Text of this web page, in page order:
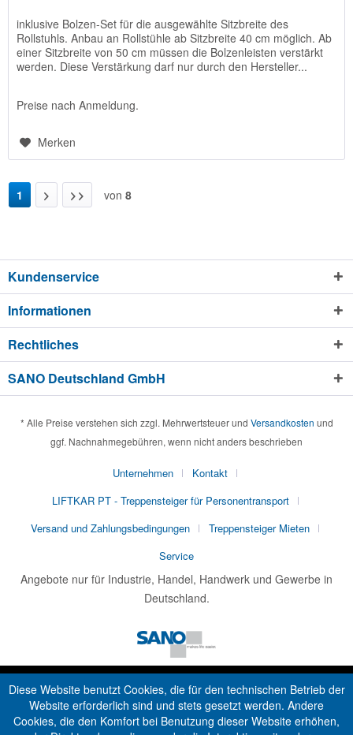
inklusive Bolzen-Set für die ausgewählte Sitzbreite des
Rollstuhls. Anbau an Rollstühle ab Sitzbreite 40 cm möglich. Ab
einer Sitzbreite von 50 cm müssen die Bolzenleisten verstärkt
werden. Diese Verstärkung darf nur durch den Hersteller...
Preise nach Anmeldung.
Merken
1 von 8
Kundenservice
Informationen
Rechtliches
SANO Deutschland GmbH
* Alle Preise verstehen sich zzgl. Mehrwertsteuer und Versandkosten und
ggf. Nachnahmegebühren, wenn nicht anders beschrieben
Unternehmen
Kontakt
LIFTKAR PT - Treppensteiger für Personentransport
Versand und Zahlungsbedingungen
Treppensteiger Mieten
Service
Angebote nur für Industrie, Handel, Handwerk und Gewerbe in
Deutschland.
Diese Website benutzt Cookies, die für den technischen Betrieb der
Website erforderlich sind und stets gesetzt werden. Andere
Cookies, die den Komfort bei Benutzung dieser Website erhöhen,